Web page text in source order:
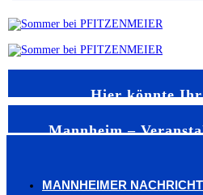
Hier könnte
Mannheim –
MANNHEIMER